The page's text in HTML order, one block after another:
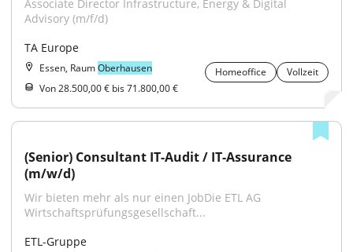
Associate Director Infrastructure, Energy & Digital
Advisory (m/f/d)
TA Europe
Essen, RaumOberhausen Homeoffice
Vollzeit
Von 28.500,00 € bis 71.800,00 €
(Senior) Consultant IT-Audit / IT-Assurance
(m/w/d)
Wir bieten mehr als nur einen JobDie ETL AG
Wirtschaftsprüfungsgesellschaft...
ETL-Gruppe